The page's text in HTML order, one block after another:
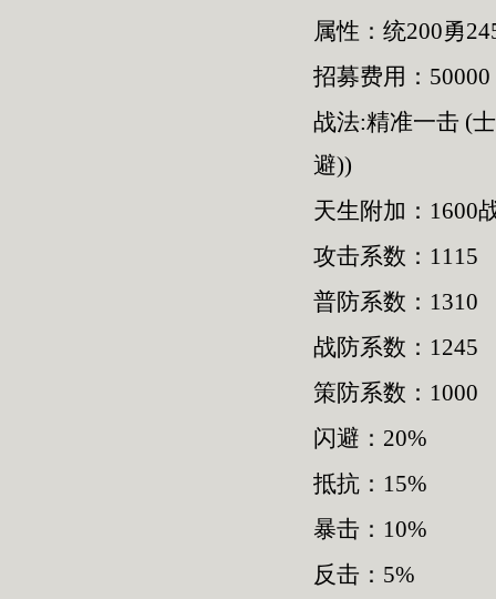
属性：统200勇
招募费用：50000
战法:精准一击 (
避))
天生附加：1600
攻击系数：1115
普防系数：1310
战防系数：1245
策防系数：1000
闪避：20%
抵抗：15%
暴击：10%
反击：5%